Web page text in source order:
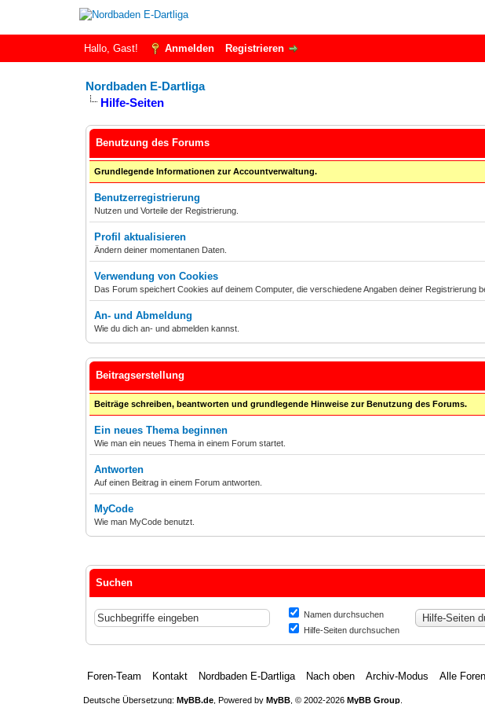
Hallo, Gast! Anmelden Registrieren
Nordbaden E-Dartliga
Hilfe-Seiten
Benutzung des Forums
Grundlegende Informationen zur Accountverwaltung.
Benutzerregistrierung
Nutzen und Vorteile der Registrierung.
Profil aktualisieren
Ändern deiner momentanen Daten.
Verwendung von Cookies
Das Forum speichert Cookies auf deinem Computer, die verschiedene Angaben deiner Registrierung
An- und Abmeldung
Wie du dich an- und abmelden kannst.
Beitragserstellung
Beiträge schreiben, beantworten und grundlegende Hinweise zur Benutzung des Forums.
Ein neues Thema beginnen
Wie man ein neues Thema in einem Forum startet.
Antworten
Auf einen Beitrag in einem Forum antworten.
MyCode
Wie man MyCode benutzt.
Suchen
Namen durchsuchen
Hilfe-Seiten durchsuchen
Foren-Team Kontakt Nordbaden E-Dartliga Nach oben Archiv-Modus Alle
Deutsche Übersetzung: MyBB.de, Powered by MyBB, © 2002-2026 MyBB Group.